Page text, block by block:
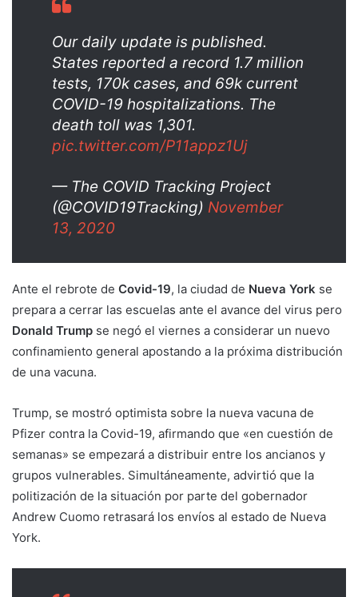
Our daily update is published.
States reported a record 1.7 million
tests, 170k cases, and 69k current
COVID-19 hospitalizations. The
death toll was 1,301.
pic.twitter.com/P11appz1Uj
— The COVID Tracking Project
(@COVID19Tracking) November
13, 2020
Ante el rebrote de Covid-19, la ciudad de Nueva York se
prepara a cerrar las escuelas ante el avance del virus pero
Donald Trump se negó el viernes a considerar un nuevo
confinamiento general apostando a la próxima distribución
de una vacuna.
Trump, se mostró optimista sobre la nueva vacuna de
Pfizer contra la Covid-19, afirmando que «en cuestión de
semanas» se empezará a distribuir entre los ancianos y
grupos vulnerables. Simultáneamente, advirtió que la
politización de la situación por parte del gobernador
Andrew Cuomo retrasará los envíos al estado de Nueva
York.